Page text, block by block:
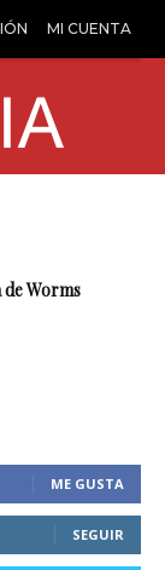
MI CUENTA
Worms
ME GUSTA
SEGUIR